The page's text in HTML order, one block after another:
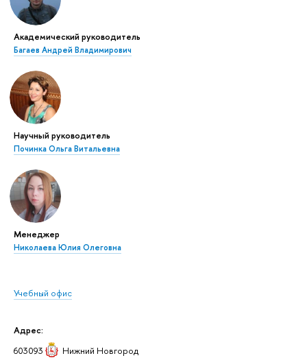
Академический руководитель
Багаев Андрей Владимирович
Научный руководитель
Починка Ольга Витальевна
Менеджер
Николаева Юлия Олеговна
Учебный офис
Адрес:
603093
Нижний Новгород